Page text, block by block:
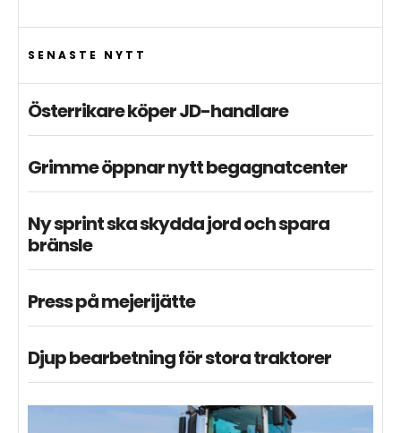
SENASTE NYTT
Österrikare köper JD-handlare
Grimme öppnar nytt begagnatcenter
Ny sprint ska skydda jord och spara
bränsle
Press på mejerijätte
Djup bearbetning för stora traktorer